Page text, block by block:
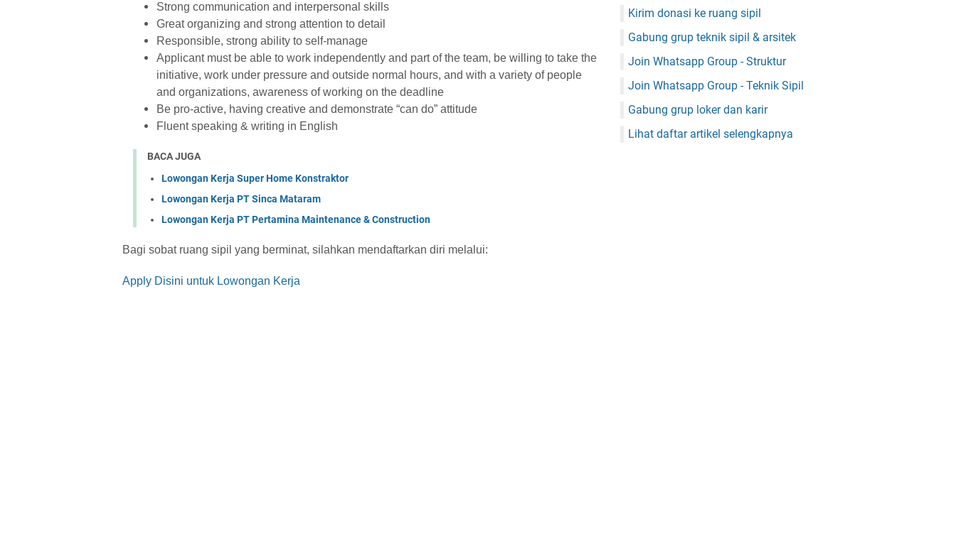
Strong communication and interpersonal skills
Great organizing and strong attention to detail
Responsible, strong ability to self-manage
Applicant must be able to work independently and part of the team, be willing to take the
initiative, work under pressure and outside normal hours, and with a variety of people
and organizations, awareness of working on the deadline
Be pro-active, having creative and demonstrate “can do” attitude
Fluent speaking & writing in English
BACA JUGA
Lowongan Kerja Super Home Konstraktor
Lowongan Kerja PT Sinca Mataram
Lowongan Kerja PT Pertamina Maintenance & Construction
Bagi sobat ruang sipil yang berminat, silahkan mendaftarkan diri melalui:
Apply Disini untuk Lowongan Kerja
Kirim donasi ke ruang sipil
Gabung grup teknik sipil & arsitek
Join Whatsapp Group - Struktur
Join Whatsapp Group - Teknik Sipil
Gabung grup loker dan karir
Lihat daftar artikel selengkapnya